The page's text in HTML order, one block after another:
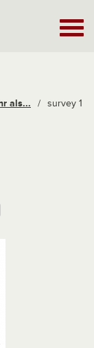
als...
/ survey 1